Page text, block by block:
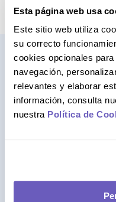
Esta página web usa
Este sitio web utiliza
su correcto
cookies opcionales
navegación,
relevantes y elaborar
información, consulta
nuestra Política de
Av. Santa
FARMAGO